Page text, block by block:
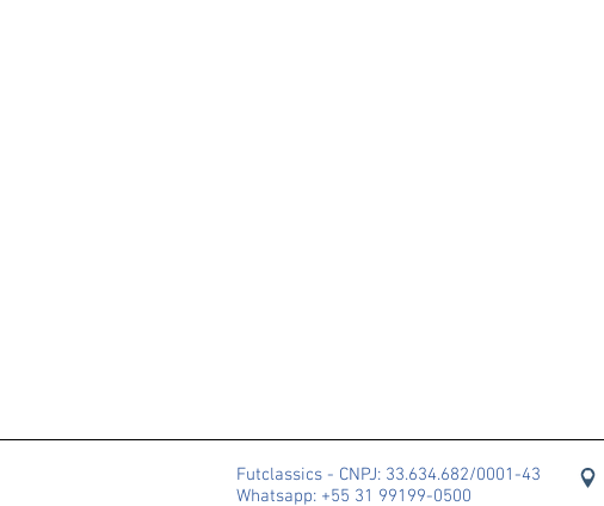
Futclassics - CNPJ: 33.634.682/0001-43
Whatsapp: +55 31 99199-0500